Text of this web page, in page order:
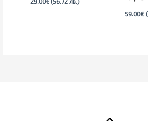
59.00€